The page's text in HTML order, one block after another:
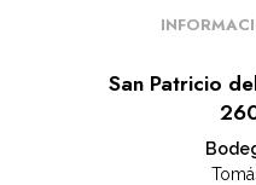
San Patricio